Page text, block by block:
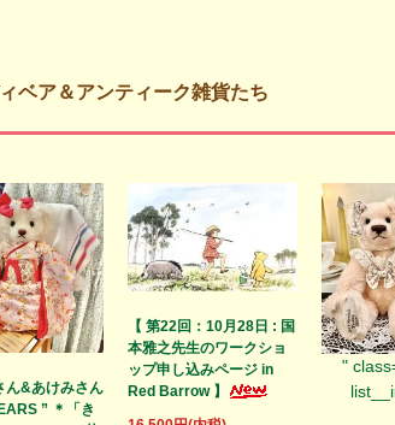
ベア＆アンティーク雑貨たち
ん&あけみさん
” ＊「き
【 第22回：10月28日 : 国
本雅之先生のワークショ
ップ申し込みページ in
Red Barrow 】
"